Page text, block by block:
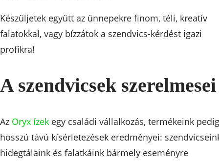
Készüljetek együtt az ünnepekre finom, téli, kreatív
falatokkal, vagy bízzátok a szendvics-kérdést igazi
profikra!
A szendvicsek szerelmesei
Az Oryx ízek egy családi vállalkozás, termékeink pedig
hosszú távú kísérletezések eredményei:
hidegtálaink és falatkáink bármely eseményre